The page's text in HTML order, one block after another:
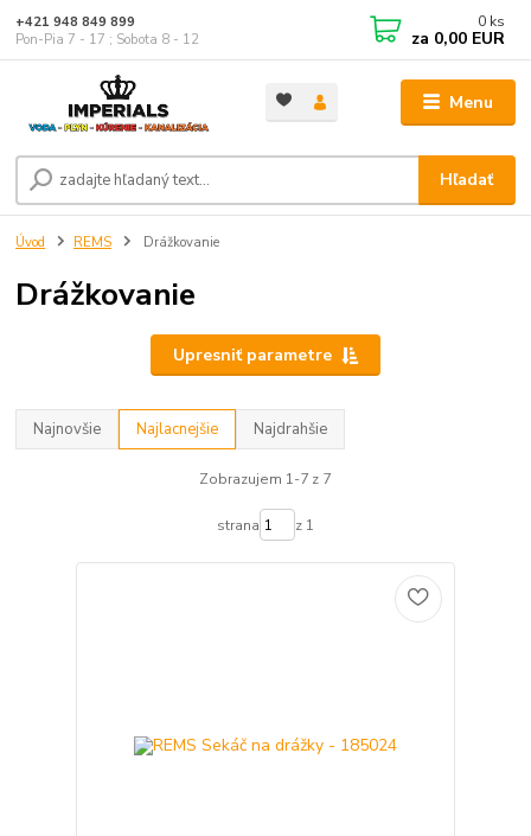
Menu
Hľadať
+421 948 849 899
Pon-Pia 7 - 17 ; Sobota 8 - 12
0 ks
za 0,00 EUR
Úvod REMS Drážkovanie
Drážkovanie
Upresniť parametre
Najnovšie Najlacnejšie Najdrahšie
Zobrazujem 1-7 z 7
strana z 1